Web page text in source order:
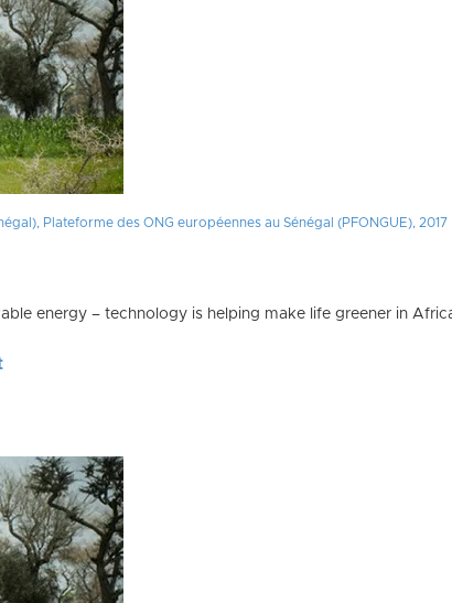
Plateforme des ONG européennes au Sénégal (PFONGUE), 2017
energy – technology is helping make life greener in